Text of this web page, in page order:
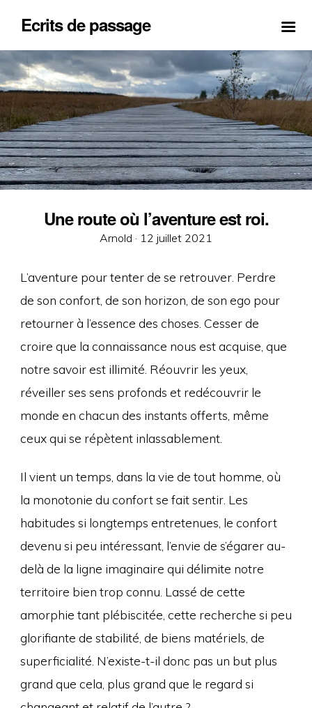
Ecrits de passage
Une route où l’aventure est roi.
Arnold · Posted
12 juillet 2021
L’aventure pour tenter de se retrouver. Perdre
de son confort, de son horizon, de son ego pour
retourner à l’essence des choses. Cesser de
croire que la connaissance nous est acquise, que
notre savoir est illimité. Réouvrir les yeux,
réveiller ses sens profonds et redécouvrir le
monde en chacun des instants offerts, même
ceux qui se répètent inlassablement.
Il vient un temps, dans la vie de tout homme, où
la monotonie du confort se fait sentir. Les
habitudes si longtemps entretenues, le confort
devenu si peu intéressant, l’envie de s’égarer au-
delà de la ligne imaginaire qui délimite notre
territoire bien trop connu. Lassé de cette
amorphie tant plébiscitée, cette recherche si peu
glorifiante de stabilité, de biens matériels, de
superficialité. N’existe-t-il donc pas un but plus
grand que cela, plus grand que le regard si